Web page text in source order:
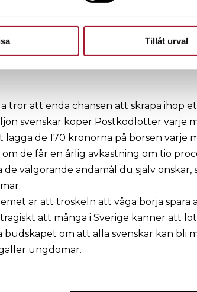
Tillåt urval
bör inte statens intäkter minska,
tror att enda chansen att skrapa ihop
svenskar köper Postkodlotter varje
lägga de 170 kronorna på börsen varje
om de får en årlig avkastning om tio
de välgörande ändamål du själv
är att tröskeln att våga börja spara
att många i Sverige känner att
budskapet om att alla svenskar kan bli
ungdomar.